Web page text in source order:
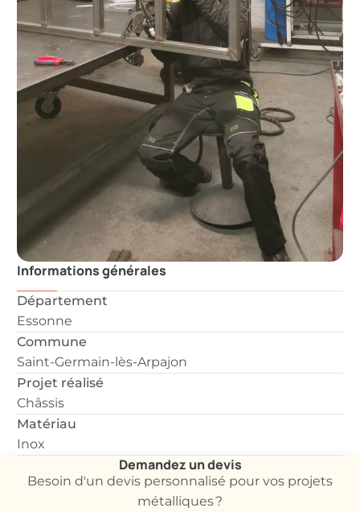
Informations générales
Département
Essonne
Commune
Saint-Germain-lès-Arpajon
Projet réalisé
Châssis
Matériau
Inox
Demandez un devis
Besoin d'un devis personnalisé pour vos projets
métalliques ?